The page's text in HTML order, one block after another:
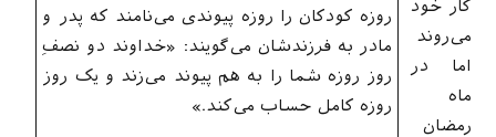
روزه کودکان را روزه پیوندی می‌نامند که پدر و
مادر به فرزندشان می‌گویند: «خداوند دو نصفِ
روز روزه شما را به هم پیوند می‌زند و یک روز
روزه کامل حساب می‌کند.»
کار خود
می‌روند
اما در
ماه
رمضان